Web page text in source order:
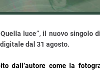
luce”, il nuovo singolo
dal 31 agosto.
dall’autore come la